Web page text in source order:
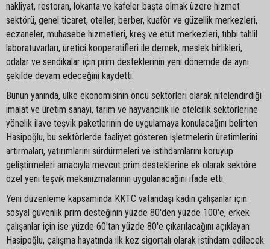
nakliyat, restoran, lokanta ve kafeler başta olmak üzere hizmet
sektörü, genel ticaret, oteller, berber, kuaför ve güzellik merkezleri,
eczaneler, muhasebe hizmetleri, kreş ve etüt merkezleri, tıbbi tahlil
laboratuvarları, üretici kooperatifleri ile dernek, meslek birlikleri,
odalar ve sendikalar için prim desteklerinin yeni dönemde de aynı
şekilde devam edeceğini kaydetti.
Bunun yanında, ülke ekonomisinin öncü sektörleri olarak nitelendirdiği
imalat ve üretim sanayi, tarım ve hayvancılık ile otelcilik sektörlerine
yönelik ilave teşvik paketlerinin de uygulamaya konulacağını belirten
Hasipoğlu, bu sektörlerde faaliyet gösteren işletmelerin üretimlerini
artırmaları, yatırımlarını sürdürmeleri ve istihdamlarını koruyup
geliştirmeleri amacıyla mevcut prim desteklerine ek olarak sektöre
özel yeni teşvik mekanizmalarının uygulanacağını ifade etti.
Yeni düzenleme kapsamında KKTC vatandaşı kadın çalışanlar için
sosyal güvenlik prim desteğinin yüzde 80'den yüzde 100'e, erkek
çalışanlar için ise yüzde 60'tan yüzde 80'e çıkarılacağını açıklayan
Hasipoğlu, çalışma hayatında ilk kez sigortalı olarak istihdam edilecek